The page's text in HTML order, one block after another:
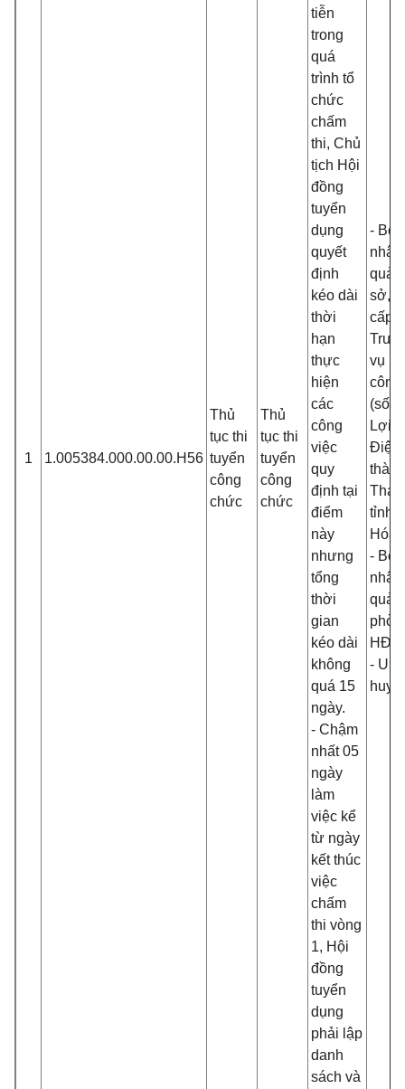
1 1.005384.000.00.00.H56
Thủ
tục thi
tuyển
công
chức
Thủ
tục thi
tuyển
công
chức
tiễn
trong
quá
trình tổ
chức
chấm
thi, Chủ
tịch Hội
đồng
tuyển
dụng
quyết
định
kéo dài
thời
hạn
thực
hiện
các
công
việc
quy
định tại
điểm
này
nhưng
tổng
thời
gian
kéo dài
không
quá 15
ngày.
- Chậm
nhất 05
ngày
làm
việc kể
từ ngày
kết thúc
việc
chấm
thi vòng
1, Hội
đồng
tuyển
dụng
phải lập
danh
sách và
- Bộ
nhận
quả
sở,
cấp
vụ
công
(số
Lợi,
Điện
tỉnh
Hóa);
- Bộ
nhận
quả
-